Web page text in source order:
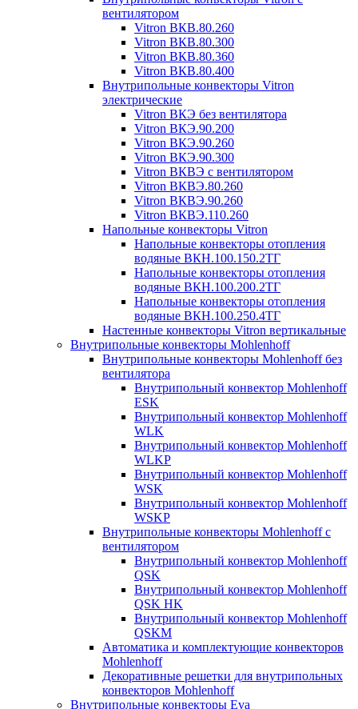
вентилятором
Vitron ВКВ.80.260
Vitron ВКВ.80.300
Vitron ВКВ.80.360
Vitron ВКВ.80.400
Внутрипольные конвекторы Vitron
электрические
Vitron ВКЭ без вентилятора
Vitron ВКЭ.90.200
Vitron ВКЭ.90.260
Vitron ВКЭ.90.300
Vitron ВКВЭ с вентилятором
Vitron ВКВЭ.80.260
Vitron ВКВЭ.90.260
Vitron ВКВЭ.110.260
Напольные конвекторы Vitron
Напольные конвекторы отопления
водяные ВКН.100.150.2ТГ
Напольные конвекторы отопления
водяные ВКН.100.200.2ТГ
Напольные конвекторы отопления
водяные ВКН.100.250.4ТГ
Настенные конвекторы Vitron вертикальные
Внутрипольные конвекторы Mohlenhoff
Внутрипольные конвекторы Mohlenhoff без
вентилятора
Внутрипольный конвектор Mohlenhoff
ESK
Внутрипольный конвектор Mohlenhoff
WLK
Внутрипольный конвектор Mohlenhoff
WLKP
Внутрипольный конвектор Mohlenhoff
WSK
Внутрипольный конвектор Mohlenhoff
WSKP
Внутрипольные конвекторы Mohlenhoff с
вентилятором
Внутрипольный конвектор Mohlenhoff
QSK
Внутрипольный конвектор Mohlenhoff
QSK HK
Внутрипольный конвектор Mohlenhoff
QSKM
Автоматика и комплектующие конвекторов
Mohlenhoff
Декоративные решетки для внутрипольных
конвекторов Mohlenhoff
Внутрипольные конвекторы Eva